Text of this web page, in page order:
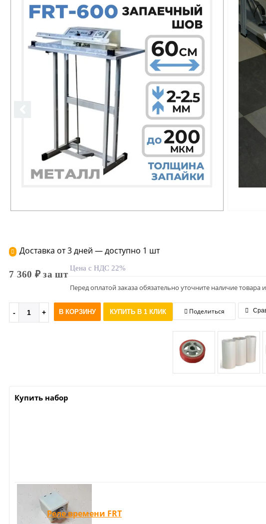
Доставка от 3 дней — доступно 1 шт
7 360 ₽ за шт
Цена с НДС 22%
Перед оплатой заказа обязательно уточните наличие
В КОРЗИНУ КУПИТЬ В 1 КЛИК Поделиться
Купить набор
Реле времени FRT